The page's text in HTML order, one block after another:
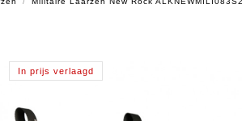
In prijs verlaagd